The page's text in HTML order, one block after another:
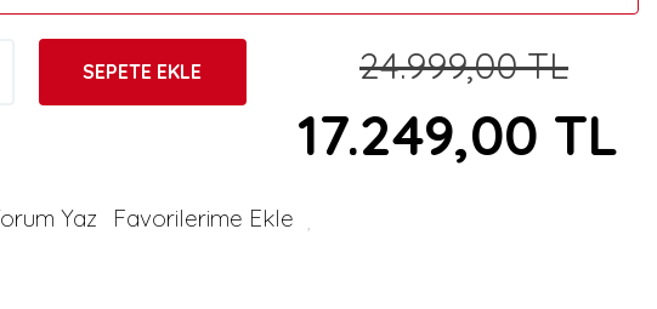
SEPETE EKLE 24.999,00 TL
17.249,00 TL
Yaz